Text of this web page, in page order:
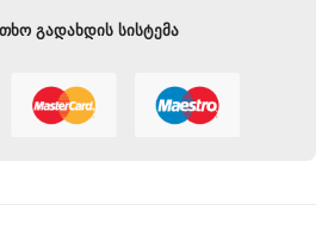
გადახდის სისტემა